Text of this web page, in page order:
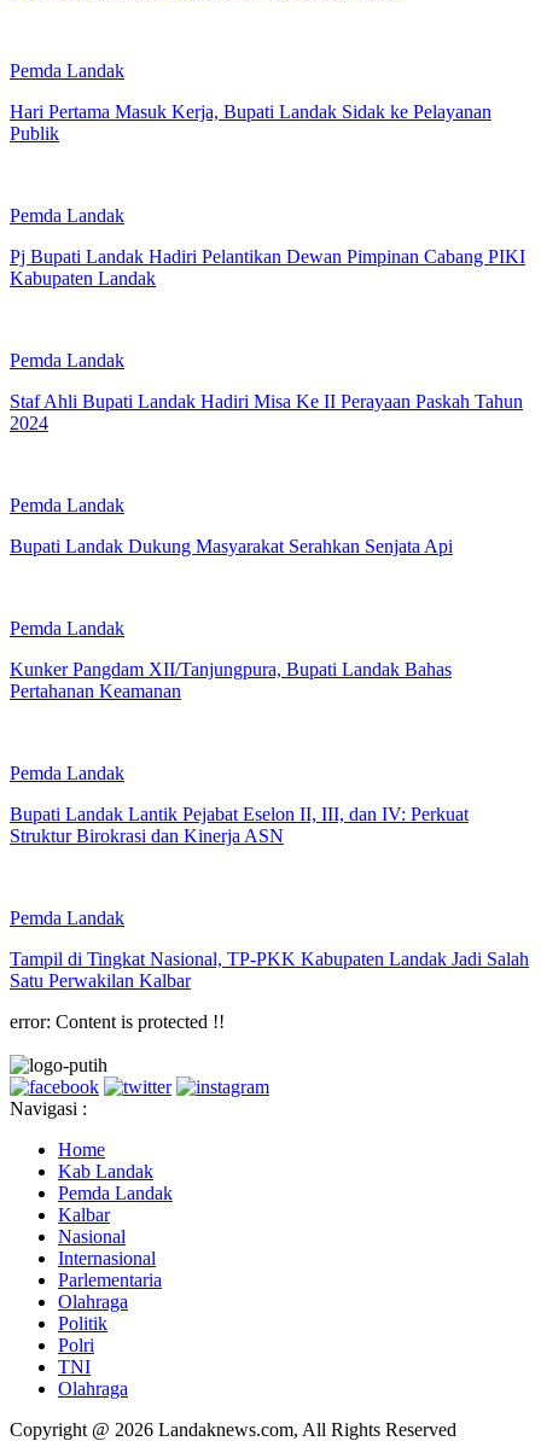
Pemda Landak
Hari Pertama Masuk Kerja, Bupati Landak Sidak ke Pelayanan
Publik
Pemda Landak
Pj Bupati Landak Hadiri Pelantikan Dewan Pimpinan Cabang PIKI
Kabupaten Landak
Pemda Landak
Staf Ahli Bupati Landak Hadiri Misa Ke II Perayaan Paskah Tahun
2024
Pemda Landak
Bupati Landak Dukung Masyarakat Serahkan Senjata Api
Pemda Landak
Kunker Pangdam XII/Tanjungpura, Bupati Landak Bahas
Pertahanan Keamanan
Pemda Landak
Bupati Landak Lantik Pejabat Eselon II, III, dan IV: Perkuat
Struktur Birokrasi dan Kinerja ASN
Pemda Landak
Tampil di Tingkat Nasional, TP-PKK Kabupaten Landak Jadi Salah
Satu Perwakilan Kalbar
error: Content is protected !!
Navigasi :
Home
Kab Landak
Pemda Landak
Kalbar
Nasional
Internasional
Parlementaria
Olahraga
Politik
Polri
TNI
Olahraga
Copyright @ 2026 Landaknews.com, All Rights Reserved